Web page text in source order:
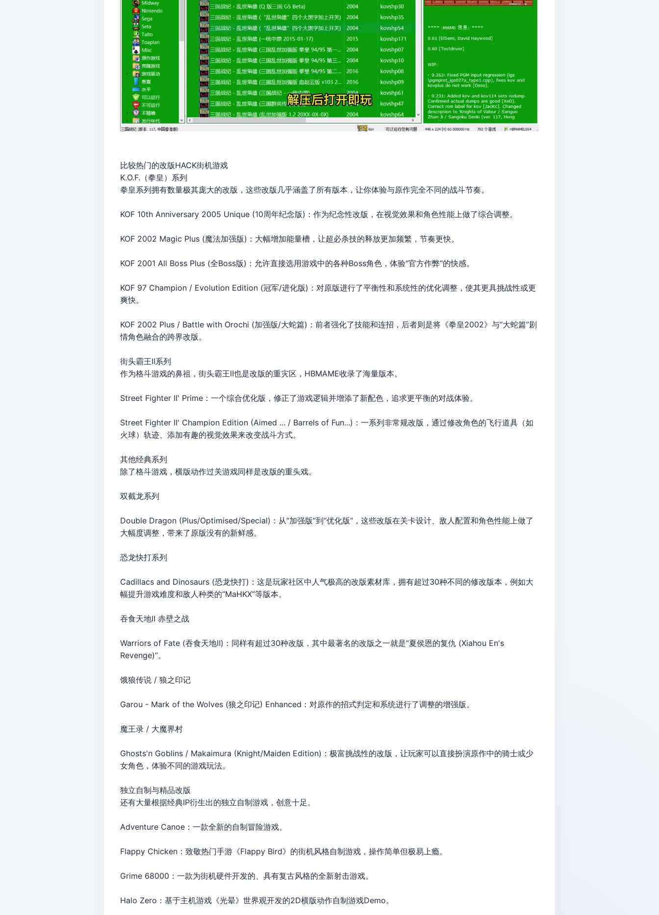
比较热门的改版HACK街机游戏
K.O.F.（拳皇）系列
拳皇系列拥有数量极其庞大的改版，这些改版几乎涵盖了所有版本，让你体验与原作完全不同的战斗节奏。
KOF 10th Anniversary 2005 Unique (10周年纪念版)：作为纪念性改版，在视觉效果和角色性能上做了综合调整。
KOF 2002 Magic Plus (魔法加强版)：大幅增加能量槽，让超必杀技的释放更加频繁，节奏更快。
KOF 2001 All Boss Plus (全Boss版)：允许直接选用游戏中的各种Boss角色，体验“官方作弊”的快感。
KOF 97 Champion / Evolution Edition (冠军/进化版)：对原版进行了平衡性和系统性的优化调整，使其更具挑战性或更
爽快。
KOF 2002 Plus / Battle with Orochi (加强版/大蛇篇)：前者强化了技能和连招，后者则是将《拳皇2002》与“大蛇篇”剧
情角色融合的跨界改版。
街头霸王Ⅱ系列
作为格斗游戏的鼻祖，街头霸王Ⅱ也是改版的重灾区，HBMAME收录了海量版本。
Street Fighter II' Prime：一个综合优化版，修正了游戏逻辑并增添了新配色，追求更平衡的对战体验。
Street Fighter II' Champion Edition (Aimed ... / Barrels of Fun...)：一系列非常规改版，通过修改角色的飞行道具（如
火球）轨迹、添加有趣的视觉效果来改变战斗方式。
其他经典系列
除了格斗游戏，横版动作过关游戏同样是改版的重头戏。
双截龙系列
Double Dragon (Plus/Optimised/Special)：从“加强版”到“优化版”，这些改版在关卡设计、敌人配置和角色性能上做了
大幅度调整，带来了原版没有的新鲜感。
恐龙快打系列
Cadillacs and Dinosaurs (恐龙快打)：这是玩家社区中人气极高的改版素材库，拥有超过30种不同的修改版本，例如大
幅提升游戏难度和敌人种类的“MaHKX”等版本。
吞食天地Ⅱ 赤壁之战
Warriors of Fate (吞食天地Ⅱ)：同样有超过30种改版，其中最著名的改版之一就是“夏侯恩的复仇 (Xiahou En's
Revenge)”。
饿狼传说 / 狼之印记
Garou - Mark of the Wolves (狼之印记) Enhanced：对原作的招式判定和系统进行了调整的增强版。
魔王录 / 大魔界村
Ghosts'n Goblins / Makaimura (Knight/Maiden Edition)：极富挑战性的改版，让玩家可以直接扮演原作中的骑士或少
女角色，体验不同的游戏玩法。
独立自制与精品改版
还有大量根据经典IP衍生出的独立自制游戏，创意十足。
Adventure Canoe：一款全新的自制冒险游戏。
Flappy Chicken：致敬热门手游《Flappy Bird》的街机风格自制游戏，操作简单但极易上瘾。
Grime 68000：一款为街机硬件开发的、具有复古风格的全新射击游戏。
Halo Zero：基于主机游戏《光晕》世界观开发的2D横版动作自制游戏Demo。